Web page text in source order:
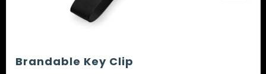
Brandable Key Clip